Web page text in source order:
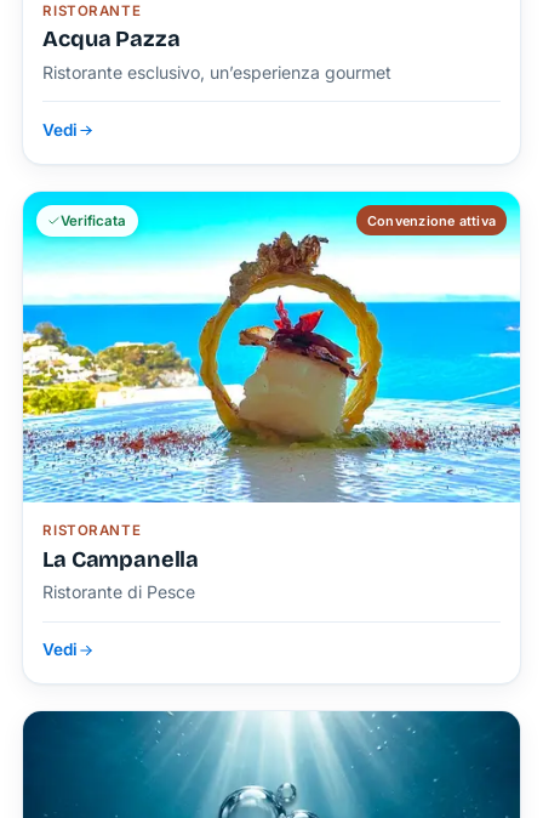
RISTORANTE
Acqua Pazza
Ristorante esclusivo, un’esperienza gourmet
Vedi
RISTORANTE
La Campanella
Ristorante di Pesce
Vedi
Verificata Convenzione attiva